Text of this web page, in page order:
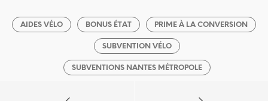
AIDES VÉLO BONUS ÉTAT PRIME À LA CONVERSION
SUBVENTION VÉLO
SUBVENTIONS NANTES MÉTROPOLE